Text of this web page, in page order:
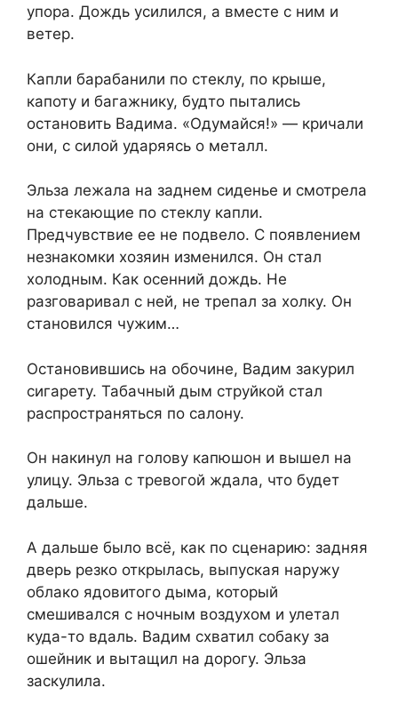
упора. Дождь усилился, а вместе с ним и
ветер.
Капли барабанили по стеклу, по крыше,
капоту и багажнику, будто пытались
остановить Вадима. «Одумайся!» — кричали
они, с силой ударяясь о металл.
Эльза лежала на заднем сиденье и смотрела
на стекающие по стеклу капли.
Предчувствие ее не подвело. С появлением
незнакомки хозяин изменился. Он стал
холодным. Как осенний дождь. Не
разговаривал с ней, не трепал за холку. Он
становился чужим…
Остановившись на обочине, Вадим закурил
сигарету. Табачный дым струйкой стал
распространяться по салону.
Он накинул на голову капюшон и вышел на
улицу. Эльза с тревогой ждала, что будет
дальше.
А дальше было всё, как по сценарию: задняя
дверь резко открылась, выпуская наружу
облако ядовитого дыма, который
смешивался с ночным воздухом и улетал
куда-то вдаль. Вадим схватил собаку за
ошейник и вытащил на дорогу. Эльза
заскулила.